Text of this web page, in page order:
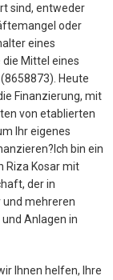
sind, entweder
oder
eines
Mittel eines
Heute
Finanzierung, mit
von etablierten
Ihr eigenes
bin ein
Riza Kosar mit
der in
und mehreren
Anlagen in
Ihnen helfen, Ihre